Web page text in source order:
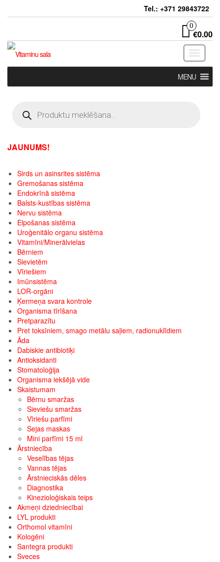
Tel.: +371 29843722
0
€0.00
Toggle
MENU
search
JAUNUMS!
Sirds un asinsrites sistēma
Gremošanas sistēma
Endokrīnā sistēma
Balsts-kustības sistēma
Nervu sistēma
Elpošanas sistēma
Uroģenitālo organu sistēma
Vitamīni/Minerālvielas
Bērniem
Sievietēm
Vīriešiem
Imūnsistēma
LOR-orgāni
Ķermeņa svara kontrole
Organisma tīrīšana
Pretparazītu
Pret toksīniem, smago metālu saļiem, radionuklīdiem
Āda
Dabiskie antibiotiķi
Antioksidanti
Stomatoloģija
Organisma iekšējā vide
Skaistumam
Bērnu smaržas
Sieviešu smaržas
Vīriešu parfīmi
Sejas maskas
Mini parfīmi 15 ml
Ārstniecība
Veselības tējas
Vannas tējas
Ārstnieciskās dēles
Diagnostika
Kinezioloģiskais teips
Akmeņi dziedniecībai
LYL produkti
Orthomol vitamīni
Kologēni
Santegra produkti
Sveces